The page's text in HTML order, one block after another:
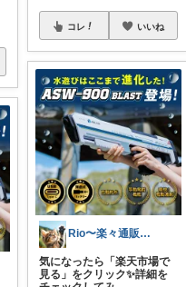
コレ いいね
Rio〜楽々通販生活😊
気になったら「楽天市場で
見る」をクリック✨詳細を